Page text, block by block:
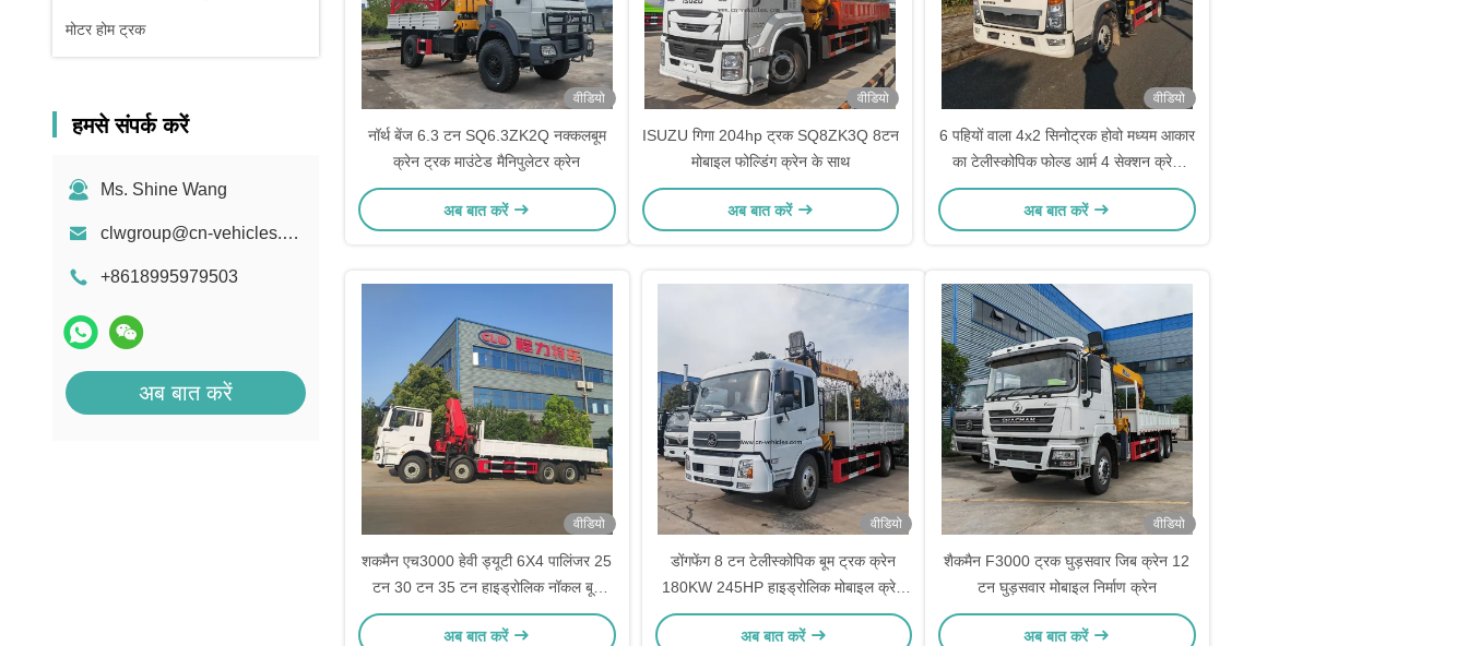
मोटर होम ट्रक
हमसे संपर्क करें
Ms. Shine Wang
clwgroup@cn-vehicles.com
+8618995979503
अब बात करें
वीडियो
नॉर्थ बेंज 6.3 टन SQ6.3ZK2Q नक्कलबूम
क्रेन ट्रक माउंटेड मैनिपुलेटर क्रेन
अब बात करें
वीडियो
ISUZU गिगा 204hp ट्रक SQ8ZK3Q 8टन
मोबाइल फोल्डिंग क्रेन के साथ
अब बात करें
वीडियो
6 पहियों वाला 4x2 सिनोट्रक होवो मध्यम आकार
का टेलीस्कोपिक फोल्ड आर्म 4 सेक्शन क्रेन
ट्रक
अब बात करें
वीडियो
शकमैन एच3000 हेवी ड्यूटी 6X4 पालिंजर 25
टन 30 टन 35 टन हाइड्रोलिक नॉकल बूम
क्रेन ट्रक
अब बात करें
वीडियो
डोंगफेंग 8 टन टेलीस्कोपिक बूम ट्रक क्रेन
180KW 245HP हाइड्रोलिक मोबाइल क्रेन
ट्रक माउंटेड
अब बात करें
वीडियो
शैकमैन F3000 ट्रक घुड़सवार जिब क्रेन 12
टन घुड़सवार मोबाइल निर्माण क्रेन
अब बात करें